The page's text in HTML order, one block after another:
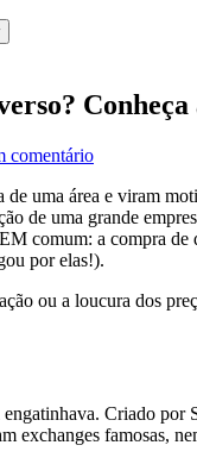
comentário
de uma área e viram
de uma grande
comum: a compra
por elas!).
ou a loucura dos
Criado por
exchanges famosas,